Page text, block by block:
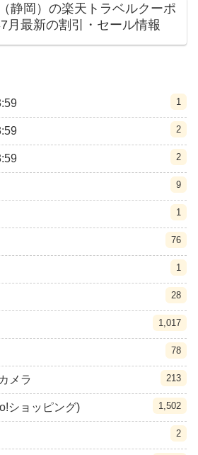
静岡）の楽天トラベルクーポ
月最新の割引・セール情報
1
2
2
9
1
76
1
28
1,017
78
メラ 213
ショッピング) 1,502
2